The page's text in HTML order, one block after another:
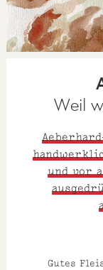
Weil
und vor
Gutes